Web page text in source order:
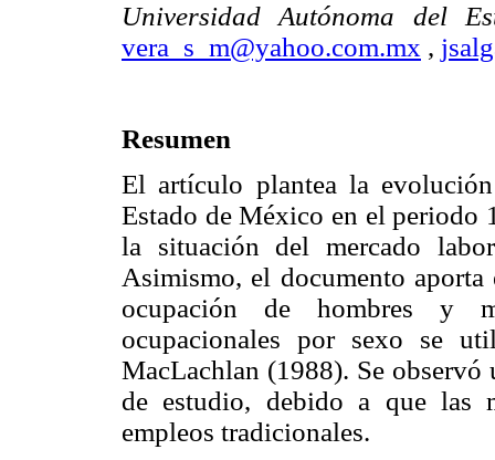
Universidad Autónoma del
vera_s_m@yahoo.com.mx ,
Resumen
El artículo plantea la
Estado de México en el periodo
la situación del mercado
Asimismo, el documento
ocupación de hombres y
ocupacionales por sexo se
MacLachlan (1988). Se
de estudio, debido a que las
empleos tradicionales.